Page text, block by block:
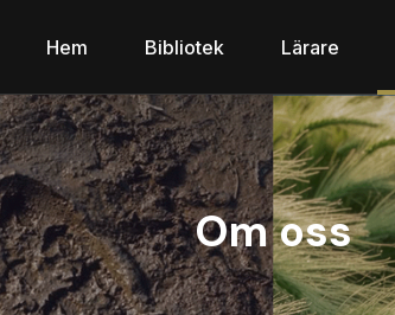
Hem Bibliotek Lärare
Om oss